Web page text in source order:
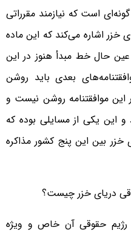
است که نیازمند مقرراتی
خزر اشاره می‌کند که این ماده
عین حال خط مبدأ هنوز در این
بعدی باید روشن
موافقتنامه روشن نیست و
و این یکی از مسایلی بوده که
خزر بین این پنج کشور مذاکره
حقوقی آن خاص و ویژه